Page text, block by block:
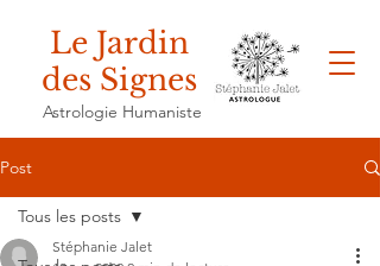
Le Jardin
des Signes
Astrologie Humaniste
Post
Tous les posts
Stéphanie Jalet